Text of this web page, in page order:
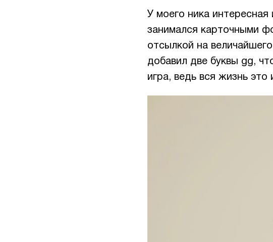
У моего ника
занимался карточными
отсылкой на
добавил две буквы gg,
игра, ведь вся жизнь это